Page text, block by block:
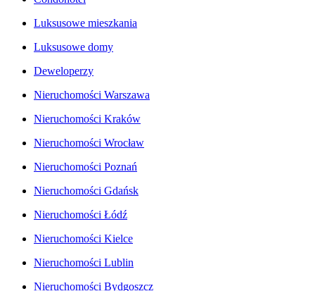
Luksusowe mieszkania
Luksusowe domy
Deweloperzy
Nieruchomości Warszawa
Nieruchomości Kraków
Nieruchomości Wrocław
Nieruchomości Poznań
Nieruchomości Gdańsk
Nieruchomości Łódź
Nieruchomości Kielce
Nieruchomości Lublin
Nieruchomości Bydgoszcz